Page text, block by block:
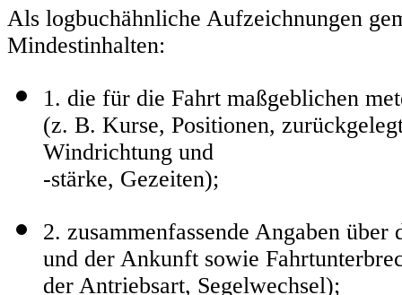
Als logbuchähnliche Aufzeichnungen
Mindestinhalten:
1. die für die Fahrt maßgeblichen
(z. B. Kurse, Positionen,
Windrichtung und
-stärke, Gezeiten);
2. zusammenfassende Angaben
und der Ankunft sowie
der Antriebsart, Segelwechsel);